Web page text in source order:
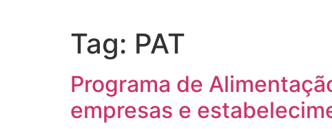
Tag: PAT
Programa de
empresas e